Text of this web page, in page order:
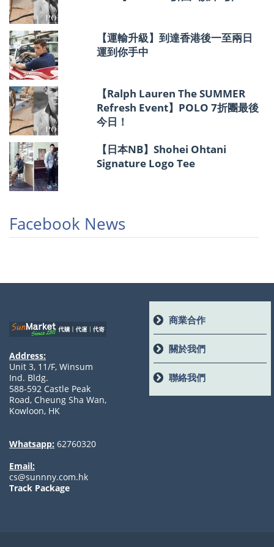
【運輸升級】到達香港後一至兩日
運到你手中
【Ralph Lauren The SUMMER
Refresh Event】POLO 7折團最後
今日！
【日本NB】Shohei Ohtani
Signature Logo Tee
Facebook News
Address:
Unit 3, 11/F, Winsum
Ind. Bldg.
588-592 Castle Peak
Road, Cheung Sha Wan,
Kowloon, HK
Whatsapp: 62760320
Email:
cs@sunnny.com.hk
Track Package
商業合作
關於我們
聯絡我們